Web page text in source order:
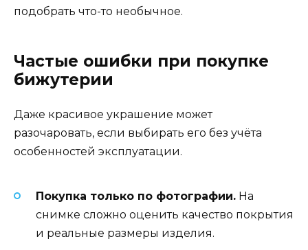
подобрать что-то необычное.
Частые ошибки при покупке
бижутерии
Даже красивое украшение может
разочаровать, если выбирать его без учёта
особенностей эксплуатации.
Покупка только по фотографии. На
снимке сложно оценить качество покрытия
и реальные размеры изделия.